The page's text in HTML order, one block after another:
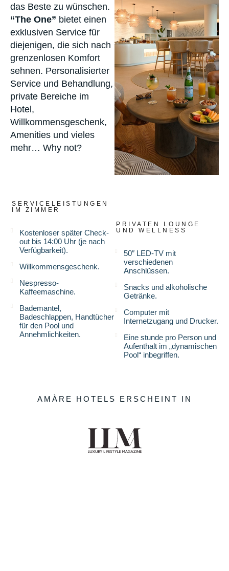
das Beste zu wünschen.
“The One” bietet einen
exklusiven Service für
diejenigen, die sich nach
grenzenlosen Komfort
sehnen. Personalisierter
Service und Behandlung,
private Bereiche im
Hotel,
Willkommensgeschenk,
Amenities und vieles
mehr… Why not?
SERVICELEISTUNGEN
IM ZIMMER
Kostenloser später Check-
out bis 14:00 Uhr (je nach
Verfügbarkeit).
Willkommensgeschenk.
Nespresso-
Kaffeemaschine.
Bademantel,
Badeschlappen, Handtücher
für den Pool und
Annehmlichkeiten.
PRIVATEN LOUNGE
UND WELLNESS
50″ LED-TV mit
verschiedenen
Anschlüssen.
Snacks und alkoholische
Getränke.
Computer mit
Internetzugang und Drucker.
Eine stunde pro Person und
Aufenthalt im „dynamischen
Pool“ inbegriffen.
AMÀRE HOTELS ERSCHEINT IN